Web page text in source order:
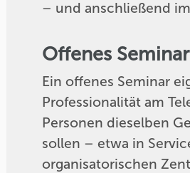
– und anschließend
Offenes
Ein offenes Seminar
Professionalität am
Personen dieselben
sollen – etwa in
organisatorischen